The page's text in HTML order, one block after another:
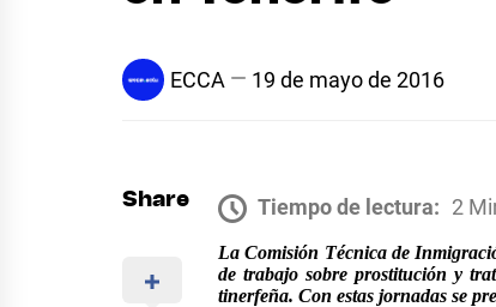
ECCA 19 de mayo de 2016
Share Tiempo de lectura: 2
La Comisión Técnica de
de trabajo sobre prostitución y
tinerfeña. Con estas jornadas se